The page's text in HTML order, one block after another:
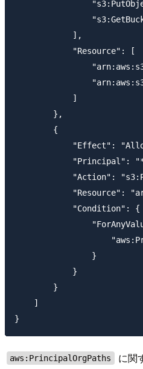
            ],
            "Resource": [
            ]
        },
        {
"Effect":
"Principal":
"Action":
"Resource":
            "Condition": {
                }
            }
        }
    ]
aws:PrincipalOrgPaths に関